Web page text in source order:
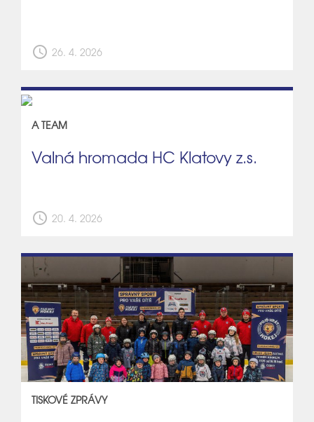
schedule 26. 4. 2026
A TEAM
Valná hromada HC Klatovy z.s.
schedule 20. 4. 2026
TISKOVÉ ZPRÁVY